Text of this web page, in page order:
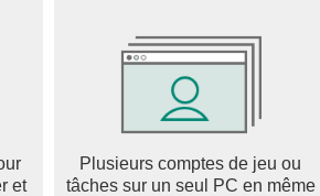
et
Plusieurs comptes de jeu ou
tâches sur un seul PC en même